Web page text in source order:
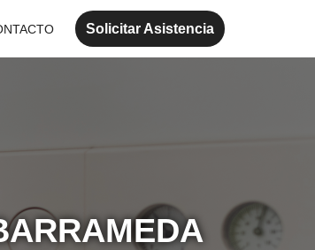
Solicitar Asistencia